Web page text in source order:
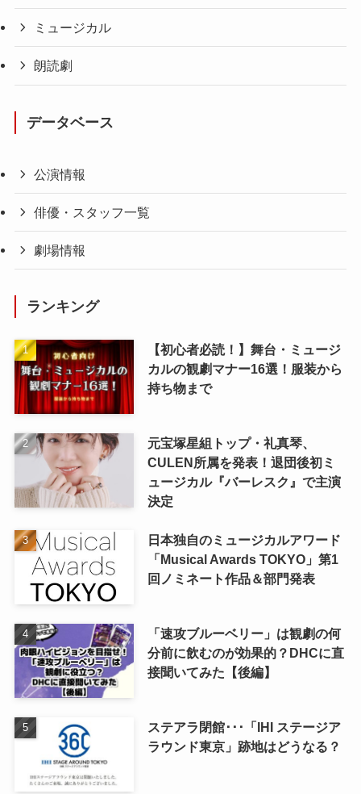
ミュージカル
朗読劇
データベース
公演情報
俳優・スタッフ一覧
劇場情報
ランキング
【初心者必読！】舞台・ミュージ
カルの観劇マナー16選！服装から
持ち物まで
元宝塚星組トップ・礼真琴、
CULEN所属を発表！退団後初ミ
ュージカル『バーレスク』で主演
決定
日本独自のミュージカルアワード
「Musical Awards TOKYO」第1
回ノミネート作品＆部門発表
「速攻ブルーベリー」は観劇の何
分前に飲むのが効果的？DHCに直
接聞いてみた【後編】
ステアラ閉館･･･「IHI ステージア
ラウンド東京」跡地はどうなる？